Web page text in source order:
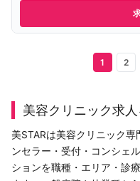
1 2
美容クリニック求
美STARは美容クリニック
ンセラー・受付・コンシェ
ションを職種・エリア・診